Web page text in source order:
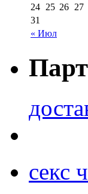
« Июл
24 25 26 27
31
секс